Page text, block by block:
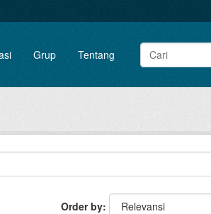
Grup Tentang
Order by